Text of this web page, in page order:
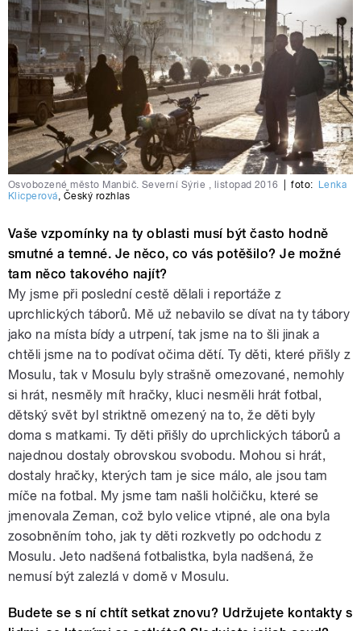
Osvobozené město Manbič. Severní Sýrie , listopad 2016 foto: Lenka
Klicperová Český rozhlas
Vaše vzpomínky na ty oblasti musí být často hodně
smutné a temné. Je něco, co vás potěšilo? Je možné
tam něco takového najít?
My jsme při poslední cestě dělali i reportáže z
uprchlických táborů. Mě už nebavilo se dívat na ty tábory
jako na místa bídy a utrpení, tak jsme na to šli jinak a
chtěli jsme na to podívat očima dětí. Ty děti, které přišly z
Mosulu, tak v Mosulu byly strašně omezované, nemohly
si hrát, nesměly mít hračky, kluci nesměli hrát fotbal,
dětský svět byl striktně omezený na to, že děti byly
doma s matkami. Ty děti přišly do uprchlických táborů a
najednou dostaly obrovskou svobodu. Mohou si hrát,
dostaly hračky, kterých tam je sice málo, ale jsou tam
míče na fotbal. My jsme tam našli holčičku, které se
jmenovala Zeman, což bylo velice vtipné, ale ona byla
zosobněním toho, jak ty děti rozkvetly po odchodu z
Mosulu. Jeto nadšená fotbalistka, byla nadšená, že
nemusí být zalezlá v domě v Mosulu.
Budete se s ní chtít setkat znovu? Udržujete kontakty s